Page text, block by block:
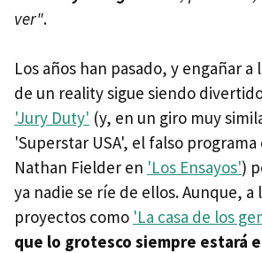
ver".
Los años han pasado, y engañar
de un reality sigue siendo
'Jury Duty' (y, en un giro muy
'Superstar USA', el falso
Nathan Fielder en 'Los Ensayos')
ya nadie se ríe de ellos. Aunque, a
proyectos como 'La casa de los
que lo grotesco siempre estará